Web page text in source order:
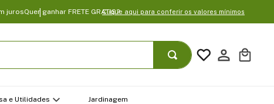
jurosQuer ganhar FRETE GRATIS?Clique aqui para conferir os valores mínimos
e Utilidades Jardinagem